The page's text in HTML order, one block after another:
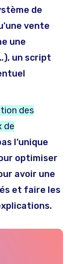
de
vente
une
un script
des
de
l’unique
optimiser
avoir une
et faire les